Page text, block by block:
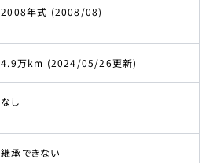
2008年式 (2008/08)
4.9万km (2024/05/26更新)
なし
継承できない